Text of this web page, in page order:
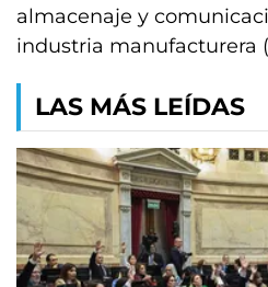
almacenaje y
industria manufacturera
LAS MÁS LEÍDAS